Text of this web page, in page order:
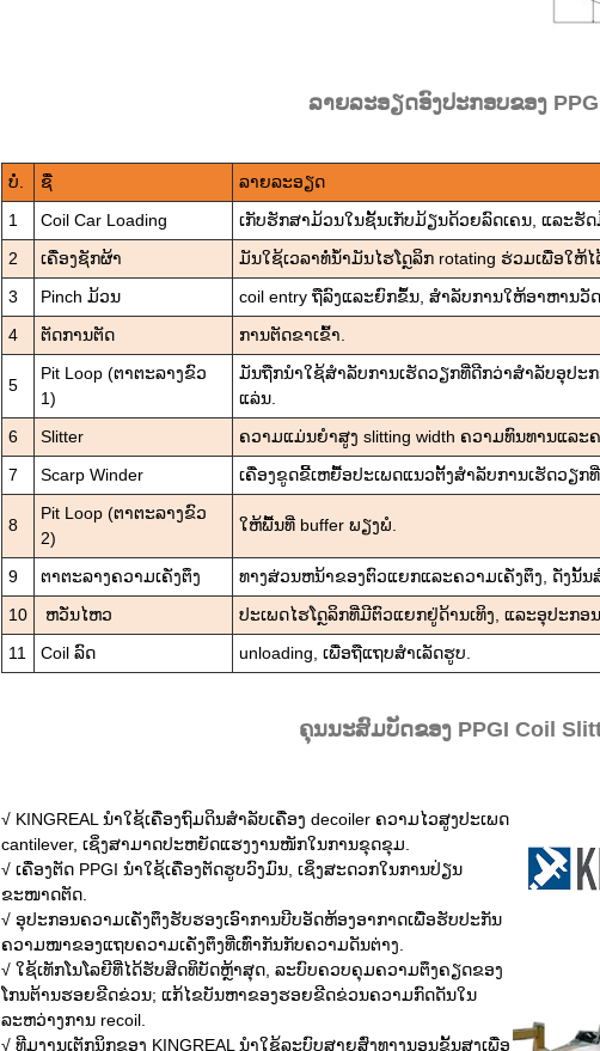
ລາຍລະອຽດອົງປະກອບຂອງ
ບໍ່. ຊື່
ລາຍລະອຽດ
1
Coil Car Loading
ເກັບຮັກສາມ້ວນໃນຊັ້ນເກັບມ້ຽນດ້ວຍລົດເຄນ, ແລະຮັ
2
ເຄື່ອງຊັກຜ້າ
ມັນໃຊ້ເວລາທໍ່ນ້ໍາມັນໄຮໂດຼລິກ rotating ຮ່ວມເພື່ອໃຫ້
3
Pinch ມ້ວນ
coil entry ຖືລົງແລະຍົກຂຶ້ນ, ສໍາລັບການໃຫ້ອາຫານວັ
4
ຕັດການຕັດ ການຕັດຂາເຂົ້າ.
5
Pit Loop (ຕາຕະລາງຂົວ
1)
ມັນຖືກນໍາໃຊ້ສໍາລັບການເຮັດວຽກທີ່ດີກວ່າສໍາລັບອຸປະ
ແລ່ນ.
6
Slitter
ຄວາມແມ່ນຍໍາສູງ slitting width ຄວາມທົນທານແລະ
7
Scarp Winder ເຄື່ອງຂູດຂີ້ເຫຍື້ອປະເພດແນວຕັ້ງສໍາລັບການເຮັດວຽກ
8
Pit Loop (ຕາຕະລາງຂົວ
2)
ໃຫ້ພື້ນທີ່ buffer ພຽງພໍ.
9 ຕາຕະລາງຄວາມເຄັ່ງຕຶງ
ທາງສ່ວນຫນ້າຂອງຕົວແຍກແລະຄວາມເຄັ່ງຕຶງ, ດັ່ງນັ້
10
ຫວັ່ນໄຫວ
ປະເພດໄຮໂດຼລິກທີ່ມີຕົວແຍກຢູ່ດ້ານເທິງ, ແລະອຸປະກອ
11
Coil ລົດ unloading, ເພື່ອຖືແຖບສໍາເລັດຮູບ.
ຄຸນນະສົມບັດຂອງ PPGI Coil
√ KINGREAL ນຳໃຊ້ເຄື່ອງຖົມດິນສຳລັບເຄື່ອງ decoiler ຄວາມໄວສູງປະເພດ
cantilever, ເຊິ່ງສາມາດປະຫຍັດແຮງງານໜັກໃນການຂຸດຂຸມ.
√ ເຄື່ອງຕັດ PPGI ນຳໃຊ້ເຄື່ອງຕັດຮູບວົງມົນ, ເຊິ່ງສະດວກໃນການປ່ຽນ
ຂະໜາດຕັດ.
√ ອຸປະກອນຄວາມເຄັ່ງຕຶງຮັບຮອງເອົາການບີບອັດຫ້ອງອາກາດເພື່ອຮັບປະກັນ
ຄວາມໜາຂອງແຖບຄວາມເຄັ່ງຕຶງທີ່ເທົ່າກັນກັບຄວາມດັນຕ່າງ.
√ ໃຊ້ເທັກໂນໂລຍີທີ່ໄດ້ຮັບສິດທິບັດຫຼ້າສຸດ, ລະບົບຄວບຄຸມຄວາມຕຶງຄຽດຂອງ
ໂກນຕ້ານຮອຍຂີດຂ່ວນ; ແກ້ໄຂບັນຫາຂອງຮອຍຂີດຂ່ວນຄວາມກົດດັນໃນ
ລະຫວ່າງການ recoil.
√ ທີມງານເຕັກນິກຂອງ KINGREAL ນຳໃຊ້ລະບົບສາຍສົ່ງທາງນອນຂັ້ນສູງເພື່ອ